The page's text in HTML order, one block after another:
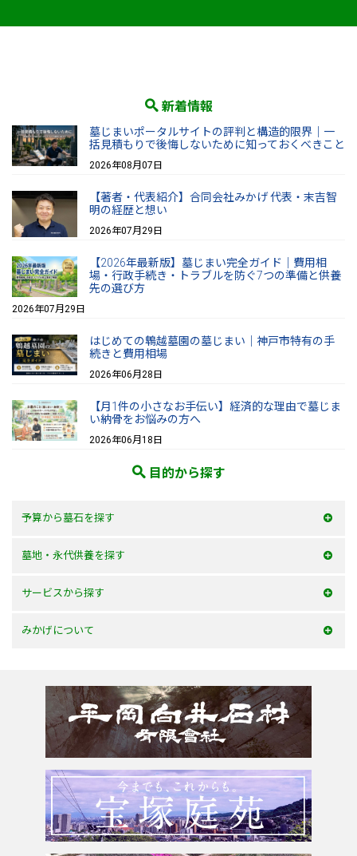
新着情報
墓じまいポータルサイトの評判と構造的限界｜一
括見積もりで後悔しないために知っておくべきこと
2026年08月07日
【著者・代表紹介】合同会社みかげ 代表・末吉智
明の経歴と想い
2026年07月29日
【2026年最新版】墓じまい完全ガイド｜費用相
場・行政手続き・トラブルを防ぐ7つの準備と供養
先の選び方
2026年07月29日
はじめての鵯越墓園の墓じまい｜神戸市特有の手
続きと費用相場
2026年06月28日
【月1件の小さなお手伝い】経済的な理由で墓じま
い納骨をお悩みの方へ
2026年06月18日
目的から探す
予算から墓石を探す
50万以内
100万以内
150万以内
墓地・永代供養を探す
大阪府
兵庫県
奈良県
和歌山県
サービスから探す
お墓を建てる
墓じまい・改葬
追加文字彫刻
みかげについて
会社案内
よくあるご質問
お問合せ